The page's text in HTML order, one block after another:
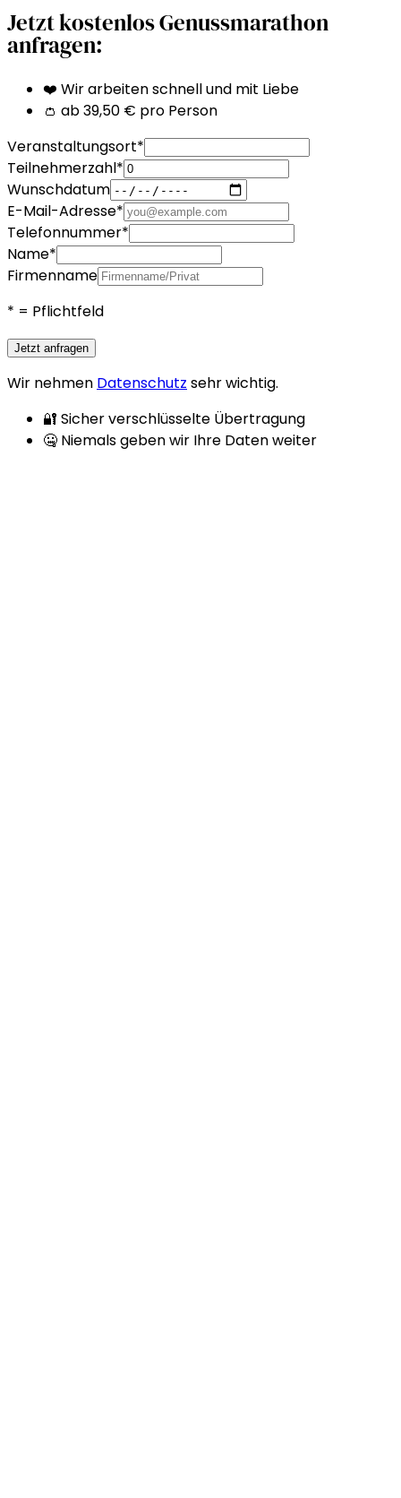
Jetzt kostenlos Genussmarathon
anfragen:
❤️ Wir arbeiten schnell und mit Liebe
👛 ab 39,50 € pro Person
Veranstaltungsort*
Teilnehmerzahl*
Wunschdatum
E-Mail-Adresse*
Telefonnummer*
Name*
Firmenname
* = Pflichtfeld
Jetzt anfragen
Wir nehmen Datenschutz sehr wichtig.
🔐 Sicher verschlüsselte Übertragung
🤐 Niemals geben wir Ihre Daten weiter